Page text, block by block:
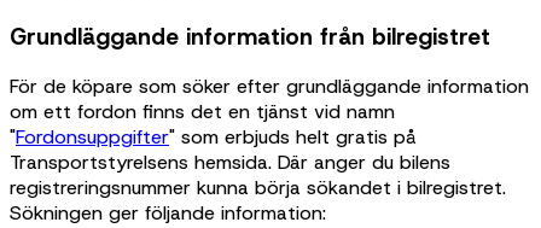
Grundläggande information från bilregistret
För de köpare som söker efter grundläggande information
om ett fordon finns det en tjänst vid namn
"Fordonsuppgifter" som erbjuds helt gratis på
Transportstyrelsens hemsida. Där anger du bilens
registreringsnummer kunna börja sökandet i bilregistret.
Sökningen ger följande information: